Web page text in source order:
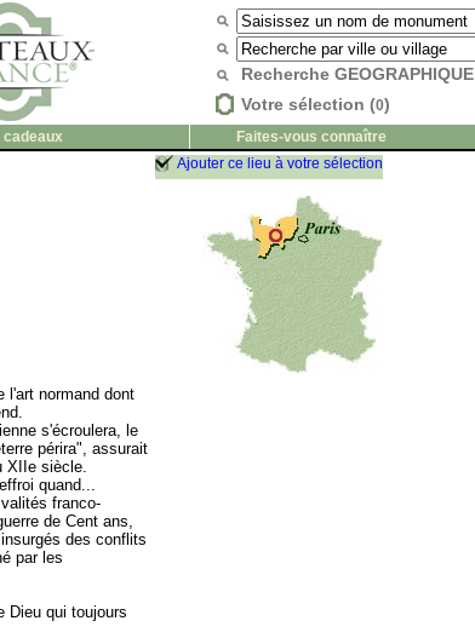
Recherche GEOGRAPHIQUE
Votre sélection (0)
cadeaux Faites-vous connaître
l'art normand dont
s'écroulera, le
périra", assurait
XIIe siècle.
quand...
franco-
de Cent ans,
des conflits
par les
Dieu qui toujours
Ajouter ce lieu à votre sélection